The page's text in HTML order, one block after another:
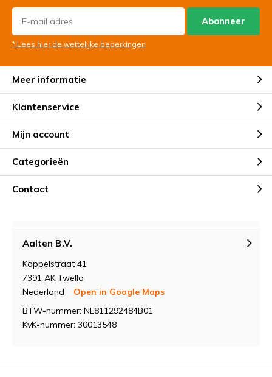
Abonneer
* Lees hier de wettelijke beperkingen
Meer informatie
Klantenservice
Mijn account
Categorieën
Contact
Aalten B.V.
Koppelstraat 41
7391 AK Twello
Nederland
Open in Google Maps
BTW-nummer: NL811292484B01
KvK-nummer: 30013548